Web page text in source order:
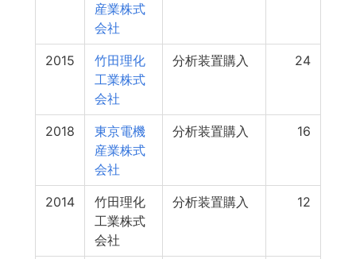
産業株式
会社
2015
竹田理化
工業株式
会社
分析装置購入 24
2018
東京電機
産業株式
会社
分析装置購入 16
2014
竹田理化
工業株式
会社
分析装置購入 12